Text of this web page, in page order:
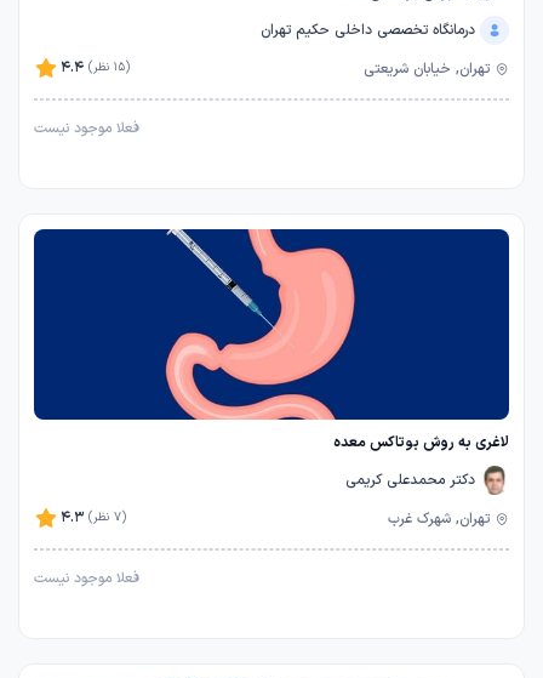
درمانگاه تخصصی داخلی حکیم تهران
4.4
(15 نظر) تهران, خیابان شریعتی
فعلا موجود نیست
لاغری به روش بوتاکس معده
دکتر محمدعلی کریمی
4.3
(7 نظر) تهران, شهرک غرب
فعلا موجود نیست